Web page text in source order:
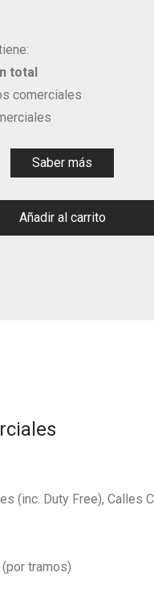
total
comerciales
Saber más
Añadir al carrito
(inc. Duty Free), Calles
tramos)